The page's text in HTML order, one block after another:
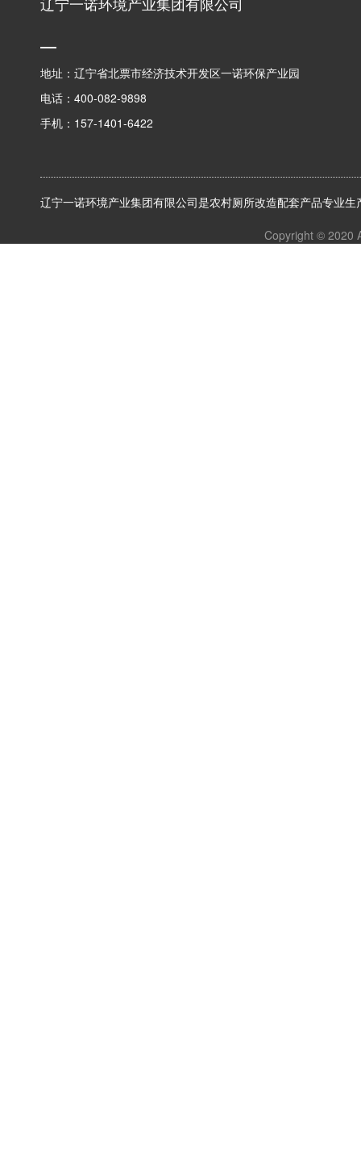
地址：辽宁省北票市经济技术开发区一诺环保产业园
电话：400-082-9898
手机：157-1401-6422
辽宁一诺环境产业集团有限公司是农村厕所改造配套产品专业生
Copyright © 2020